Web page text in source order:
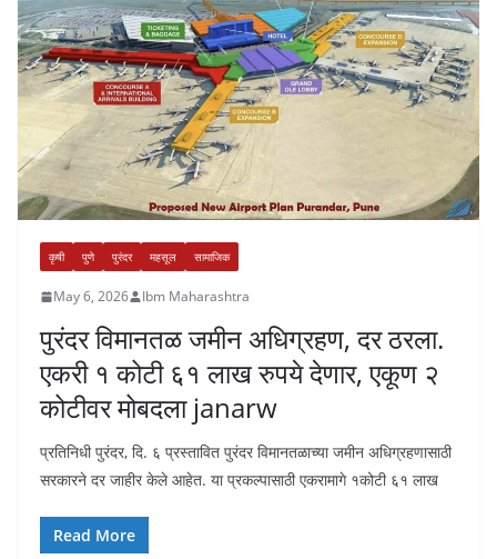
कृषी पुणे पुरंदर महसूल सामाजिक
May 6, 2026 Ibm Maharashtra
पुरंदर विमानतळ जमीन अधिग्रहण, दर ठरला.
एकरी १ कोटी ६१ लाख रुपये देणार, एकूण २
कोटीवर मोबदला janarw
प्रतिनिधी पुरंदर, दि. ६ प्रस्तावित पुरंदर विमानतळाच्या जमीन अधिग्रहणासाठी
सरकारने दर जाहीर केले आहेत. या प्रकल्पासाठी एकरामागे १कोटी ६१ लाख
Read More